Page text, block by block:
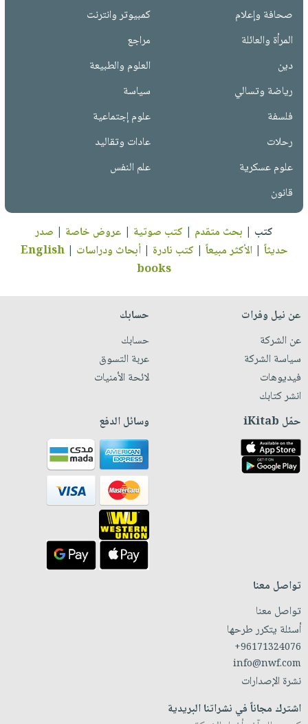
صحافة وإعلام
كمبيوتر وانترنت
المرأة والعائلة
مراجع
دين
العلوم والطبيعة
رياضة وتسالي
سياسة
فلسفة
علوم إجتماعية
رحلات
عادات وتقاليد
علوم عسكرية
علم النفس
قانون
كتب | بحث متقدم | كتب صوتية | عروض خاصة | صدر
حديثاً |الأكثر مبيعاً | كتب نادرة |أبحاث ودراسات |
English
books
عن نيل وفرات
عن الشركة
سياسة الشركة
فيديوهات
انشر كتابك
حسابك
حسابك
عربة التسوق
لائحة الأمنيات
حمّل iKitab وسائل الدفع
تواصل معنا
تواصل معنا
أسئلة يتكرر طرحها
+96171324076
info@nwf.com
نشرة الإصدارات
اشترك مجاناً في نشراتنا البريدية